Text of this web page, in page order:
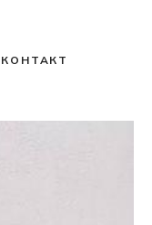
КОНТАКТ